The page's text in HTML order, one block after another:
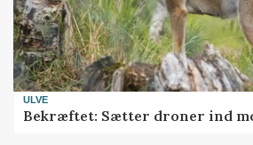
ULVE
Bekræftet: Sætter droner ind